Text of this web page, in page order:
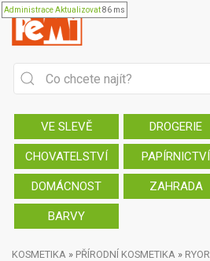
AdministraceAktualizovat86 ms
VE SLEVĚ DROGERIE
CHOVATELSTVÍ PAPÍRNICTVÍ
DOMÁCNOST ZAHRADA
BARVY
KOSMETIKA » PŘÍRODNÍ KOSMETIKA » RYOR